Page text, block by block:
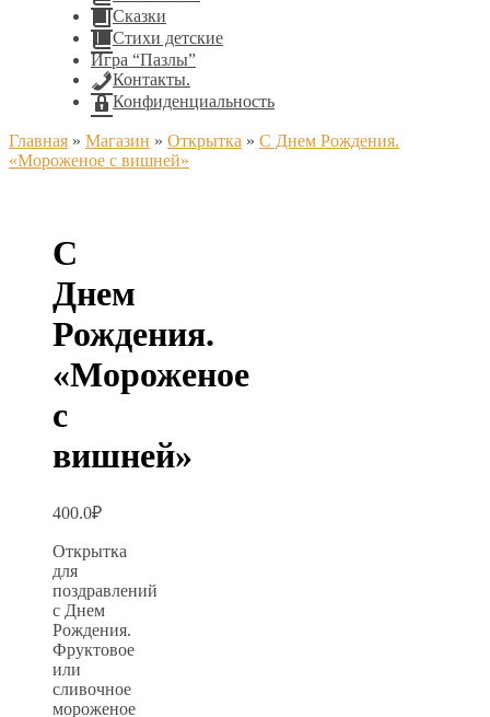
Сказки
Стихи детские
Игра “Пазлы”
Контакты.
Конфиденциальность
Главная » Магазин » Открытка » С Днем Рождения.
«Мороженое с вишней»
С
Днем
Рождения.
«Мороженое
с
вишней»
400.0₽
Открытка
для
поздравлений
с Днем
Рождения.
Фруктовое
или
сливочное
мороженое